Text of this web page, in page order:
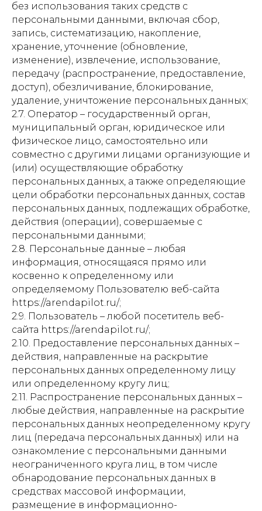
без использования таких средств с
персональными данными, включая сбор,
запись, систематизацию, накопление,
хранение, уточнение (обновление,
изменение), извлечение, использование,
передачу (распространение, предоставление,
доступ), обезличивание, блокирование,
удаление, уничтожение персональных данных;
2.7. Оператор – государственный орган,
муниципальный орган, юридическое или
физическое лицо, самостоятельно или
совместно с другими лицами организующие и
(или) осуществляющие обработку
персональных данных, а также определяющие
цели обработки персональных данных, состав
персональных данных, подлежащих обработке,
действия (операции), совершаемые с
персональными данными;
2.8. Персональные данные – любая
информация, относящаяся прямо или
косвенно к определенному или
определяемому Пользователю веб-сайта
https://arendapilot.ru/;
2.9. Пользователь – любой посетитель веб-
сайта https://arendapilot.ru/;
2.10. Предоставление персональных данных –
действия, направленные на раскрытие
персональных данных определенному лицу
или определенному кругу лиц;
2.11. Распространение персональных данных –
любые действия, направленные на раскрытие
персональных данных неопределенному кругу
лиц (передача персональных данных) или на
ознакомление с персональными данными
неограниченного круга лиц, в том числе
обнародование персональных данных в
средствах массовой информации,
размещение в информационно-